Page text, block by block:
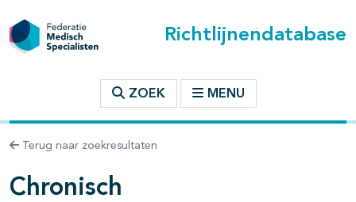
Richtlijnendatabase
ZOEK MENU
Terug naar zoekresultaten
Chronisch
binnen deze richtlijn